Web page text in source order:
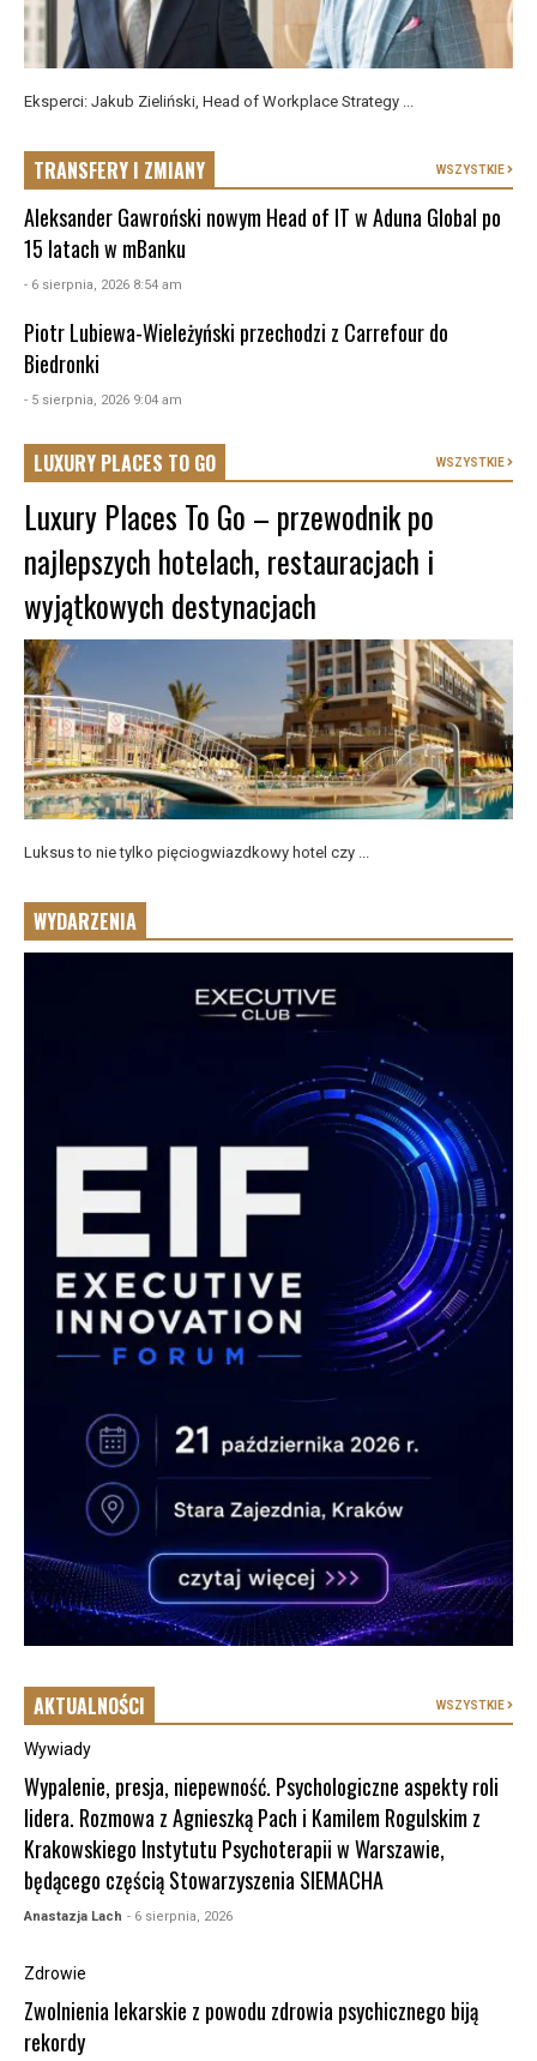
Eksperci: Jakub Zieliński, Head of Workplace Strategy ...
TRANSFERY I ZMIANY WSZYSTKIE
Aleksander Gawroński nowym Head of IT w Aduna Global po
15 latach w mBanku
- 6 sierpnia, 2026 8:54 am
Piotr Lubiewa-Wieleżyński przechodzi z Carrefour do
Biedronki
- 5 sierpnia, 2026 9:04 am
LUXURY PLACES TO GO WSZYSTKIE
Luxury Places To Go – przewodnik po
najlepszych hotelach, restauracjach i
wyjątkowych destynacjach
Luksus to nie tylko pięciogwiazdkowy hotel czy ...
WYDARZENIA
AKTUALNOŚCI WSZYSTKIE
Wywiady
Wypalenie, presja, niepewność. Psychologiczne aspekty roli
lidera. Rozmowa z Agnieszką Pach i Kamilem Rogulskim z
Krakowskiego Instytutu Psychoterapii w Warszawie,
będącego częścią Stowarzyszenia SIEMACHA
Anastazja Lach - 6 sierpnia, 2026
Zdrowie
Zwolnienia lekarskie z powodu zdrowia psychicznego biją
rekordy